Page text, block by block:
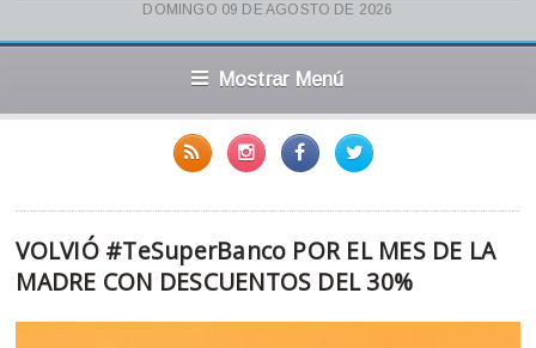
domingo 09 de agosto de 2026
Mostrar Menú
VOLVIÓ #TeSuperBanco POR EL MES DE LA
MADRE CON DESCUENTOS DEL 30%